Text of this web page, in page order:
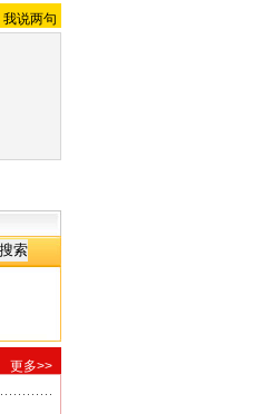
我说两句
更多>>